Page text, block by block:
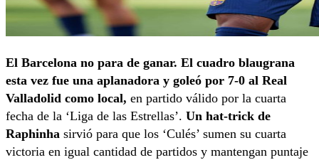
El Barcelona no para de ganar. El cuadro blaugrana
esta vez fue una aplanadora y goleó por 7-0 al Real
Valladolid como local, en partido válido por la cuarta
fecha de la ‘Liga de las Estrellas’. Un hat-trick de
Raphinha sirvió para que los ‘Culés’ sumen su cuarta
victoria en igual cantidad de partidos y mantengan puntaje